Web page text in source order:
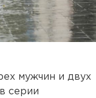
мужчин и двух
серии